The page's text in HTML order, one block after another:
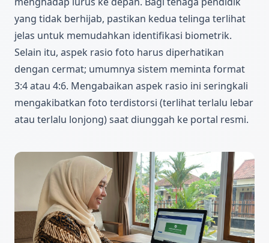
yang tidak berhijab, pastikan kedua telinga terlihat
jelas untuk memudahkan identifikasi biometrik.
Selain itu, aspek rasio foto harus diperhatikan
dengan cermat; umumnya sistem meminta format
3:4 atau 4:6. Mengabaikan aspek rasio ini seringkali
mengakibatkan foto terdistorsi (terlihat terlalu lebar
atau terlalu lonjong) saat diunggah ke portal resmi.